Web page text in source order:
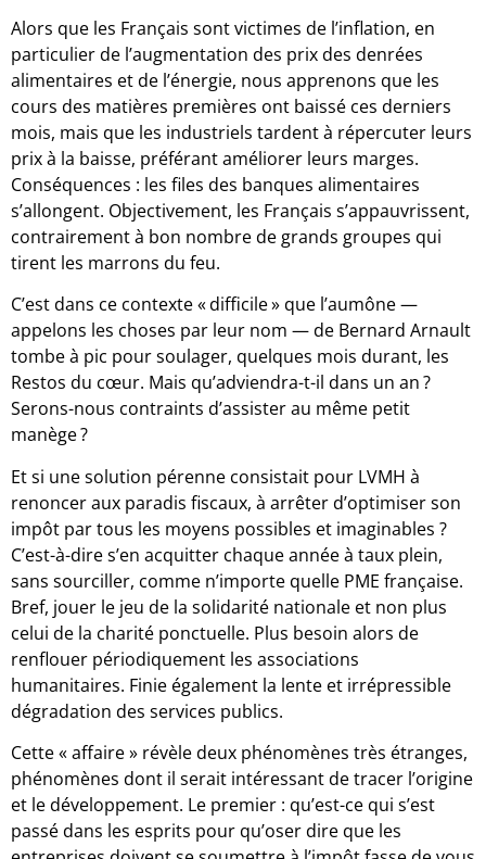
Alors que les Français sont victimes de l’inflation, en
particulier de l’augmentation des prix des denrées
alimentaires et de l’énergie, nous apprenons que les
cours des matières premières ont baissé ces derniers
mois, mais que les industriels tardent à répercuter leurs
prix à la baisse, préférant améliorer leurs marges.
Conséquences : les files des banques alimentaires
s’allongent. Objectivement, les Français s’appauvrissent,
contrairement à bon nombre de grands groupes qui
tirent les marrons du feu.
C’est dans ce contexte « difficile » que l’aumône —
appelons les choses par leur nom — de Bernard Arnault
tombe à pic pour soulager, quelques mois durant, les
Restos du cœur. Mais qu’adviendra-t-il dans un an ?
Serons-nous contraints d’assister au même petit
manège ?
Et si une solution pérenne consistait pour LVMH à
renoncer aux paradis fiscaux, à arrêter d’optimiser son
impôt par tous les moyens possibles et imaginables ?
C’est-à-dire s’en acquitter chaque année à taux plein,
sans sourciller, comme n’importe quelle PME française.
Bref, jouer le jeu de la solidarité nationale et non plus
celui de la charité ponctuelle. Plus besoin alors de
renflouer périodiquement les associations
humanitaires. Finie également la lente et irrépressible
dégradation des services publics.
Cette « affaire » révèle deux phénomènes très étranges,
phénomènes dont il serait intéressant de tracer l’origine
et le développement. Le premier : qu’est-ce qui s’est
passé dans les esprits pour qu’oser dire que les